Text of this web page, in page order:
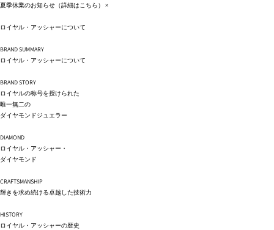
コンテ
進む
夏季休業のお知らせ（詳細はこちら） ×
ロイヤル・アッシャーについて
BRAND SUMMARY
ロイヤル・アッシャーについて
BRAND STORY
ロイヤルの称号を授けられた
唯一無二の
ダイヤモンドジュエラー
DIAMOND
ロイヤル・アッシャー・
ダイヤモンド
CRAFTSMANSHIP
輝きを求め続ける卓越した技術力
HISTORY
ロイヤル・アッシャーの歴史